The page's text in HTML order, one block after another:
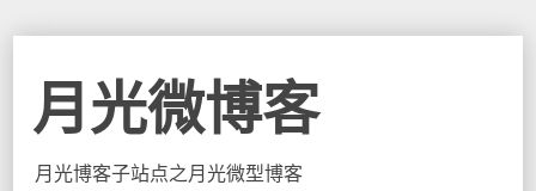
月光微博客
月光博客子站点之月光微型博客